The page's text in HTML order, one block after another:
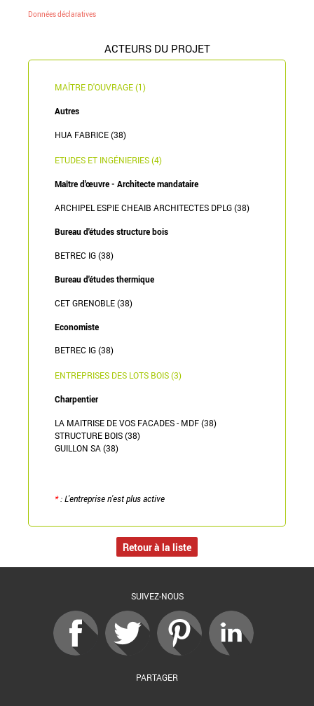
Données déclaratives
ACTEURS DU PROJET
MAÎTRE D'OUVRAGE (1)
Autres
HUA FABRICE (38)
ETUDES ET INGÉNIERIES (4)
Maître d'œuvre - Architecte mandataire
ARCHIPEL ESPIE CHEAIB ARCHITECTES DPLG (38)
Bureau d'études structure bois
BETREC IG (38)
Bureau d'études thermique
CET GRENOBLE (38)
Economiste
BETREC IG (38)
ENTREPRISES DES LOTS BOIS (3)
Charpentier
LA MAITRISE DE VOS FACADES - MDF (38)
STRUCTURE BOIS (38)
GUILLON SA (38)
*: L'entreprise n'est plus active
Retour à la liste
SUIVEZ-NOUS
PARTAGER